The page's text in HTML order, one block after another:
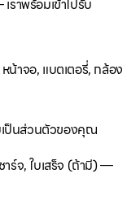
าพร้อมเข้าไปรับ
น้าจอ, แบตเตอรี่, กล้อง
ป็นส่วนตัวของคุณ
ร์จ, ใบเสร็จ (ถ้ามี) —